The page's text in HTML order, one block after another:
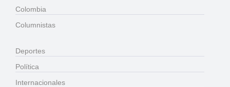
Colombia
Columnistas
Deportes
Política
Internacionales